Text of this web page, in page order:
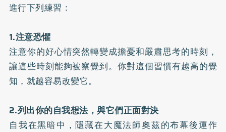
進行下列練習：
1.注意恐懼
注意你的好心情突然轉變成擔憂和嚴肅思考的時刻，
讓這些時刻能夠被察覺到。你對這個習慣有越高的覺
知，就越容易改變它。
2.列出你的自我想法，與它們正面對決
自我在黑暗中，隱藏在大魔法師奧茲的布幕後運作